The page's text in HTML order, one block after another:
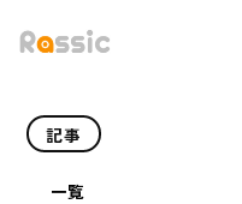
記事
一覧